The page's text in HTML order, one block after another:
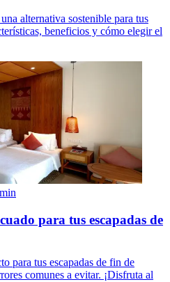
alternativa sostenible para tus
beneficios y cómo elegir el
min
para tus escapadas de
para tus escapadas de fin de
comunes a evitar. ¡Disfruta al